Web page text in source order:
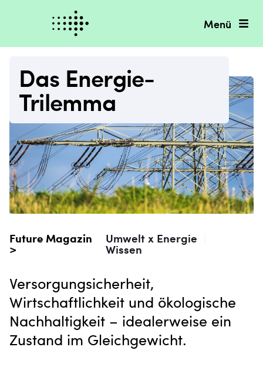
Menü
Das Energie-
Trilemma
Future Magazin
>
Umwelt x Energie
Wissen
Versorgungsicherheit,
Wirtschaftlichkeit und ökologische
Nachhaltigkeit – idealerweise ein
Zustand im Gleichgewicht.